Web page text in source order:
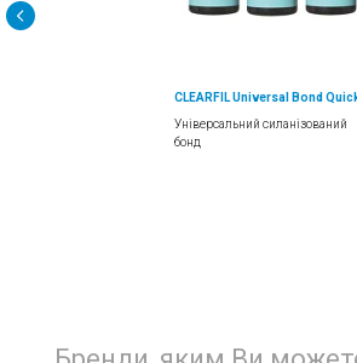
CLEARFIL Universal Bond
Універсальний силанізований
бонд